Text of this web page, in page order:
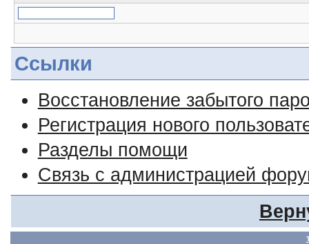
Ссылки
Восстановление забытого
Регистрация нового
Разделы помощи
Связь с администрацией